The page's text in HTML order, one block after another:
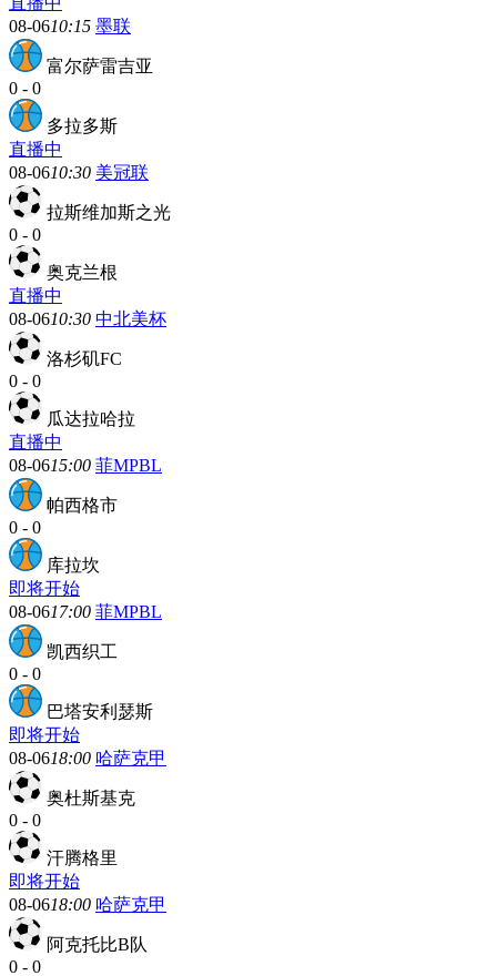
08-0610:15 墨联
富尔萨雷吉亚
0 - 0
多拉多斯
直播中
08-0610:30 美冠联
拉斯维加斯之光
0 - 0
奥克兰根
直播中
08-0610:30 中北美杯
洛杉矶FC
0 - 0
瓜达拉哈拉
直播中
08-0615:00 菲MPBL
帕西格市
0 - 0
库拉坎
即将开始
08-0617:00 菲MPBL
凯西织工
0 - 0
巴塔安利瑟斯
即将开始
08-0618:00 哈萨克甲
奥杜斯基克
0 - 0
汗腾格里
即将开始
08-0618:00 哈萨克甲
阿克托比B队
0 - 0